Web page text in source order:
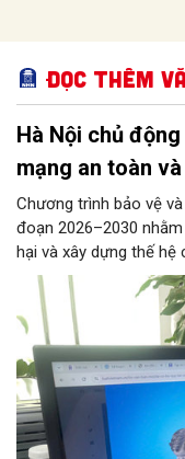
Đọc thêm
Hà Nội chủ
mạng an toàn
Chương trình bảo vệ
đoạn 2026–2030
hại và xây dựng thế hệ
phố đề ra các chỉ tiêu
tại các trường học,
truyền Internet và hỗ
nhiệm vụ trọng tâm
đồng bộ, từ hoàn thiện
IPv6 đến truyền thông
đó, chương trình siết
nghệ, viễn thông và